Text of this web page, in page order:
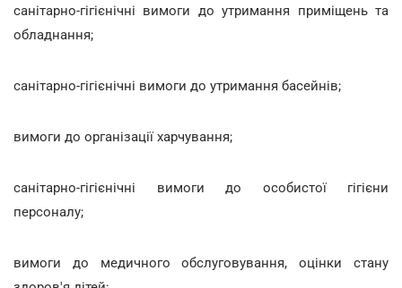
санітарно-гігієнічні вимоги до утримання приміщень та
обладнання;
санітарно-гігієнічні вимоги до утримання басейнів;
вимоги до організації харчування;
санітарно-гігієнічні вимоги до особистої гігієни
персоналу;
вимоги до медичного обслуговування, оцінки стану